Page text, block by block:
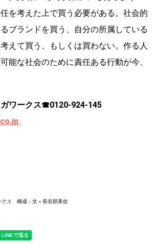
を考えた上で買う必要がある。社会的
ブランドを買う、自分の所属している
えて買う、もしくは買わない。作る人
能な社会のために責任ある行動が今、
ガワークス☎︎0120-924-145
クス 構成・文＝長谷部美佐